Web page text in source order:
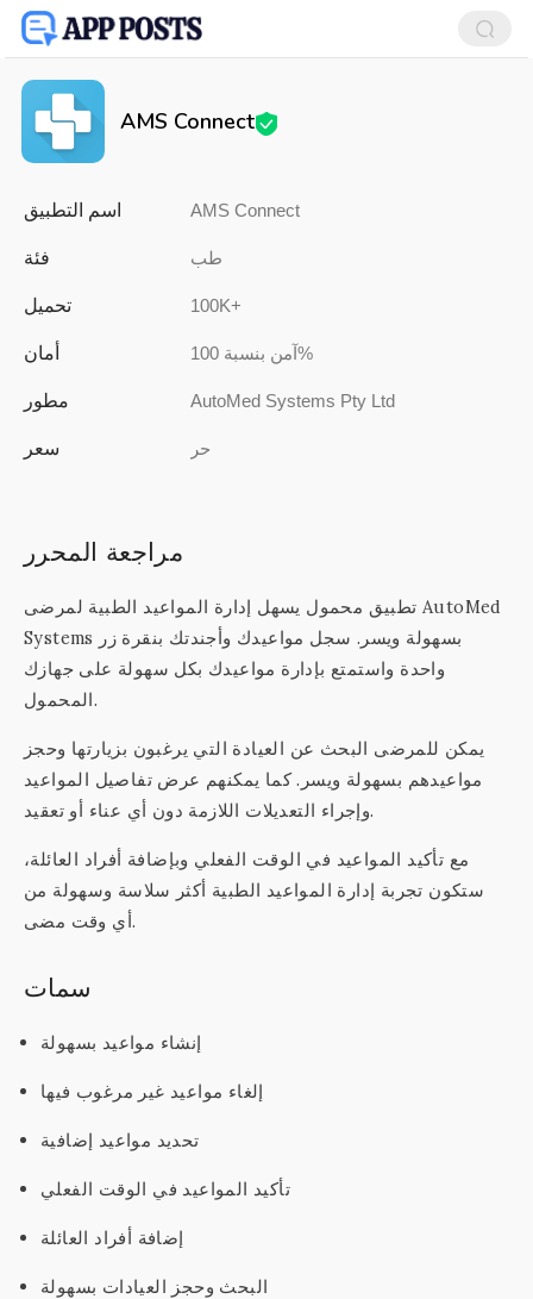
AMS Connect
اسم التطبيق AMS Connect
فئة طب
تحميل 100K+
أمان آمن بنسبة 100%
مطور AutoMed Systems Pty Ltd
سعر حر
مراجعة المحرر
تطبيق محمول يسهل إدارة المواعيد الطبية لمرضى AutoMed
Systems بسهولة ويسر. سجل مواعيدك وأجندتك بنقرة زر
واحدة واستمتع بإدارة مواعيدك بكل سهولة على جهازك
المحمول.
يمكن للمرضى البحث عن العيادة التي يرغبون بزيارتها وحجز
مواعيدهم بسهولة ويسر. كما يمكنهم عرض تفاصيل المواعيد
وإجراء التعديلات اللازمة دون أي عناء أو تعقيد.
مع تأكيد المواعيد في الوقت الفعلي وبإضافة أفراد العائلة،
ستكون تجربة إدارة المواعيد الطبية أكثر سلاسة وسهولة من
أي وقت مضى.
سمات
إنشاء مواعيد بسهولة
إلغاء مواعيد غير مرغوب فيها
تحديد مواعيد إضافية
تأكيد المواعيد في الوقت الفعلي
إضافة أفراد العائلة
البحث وحجز العيادات بسهولة